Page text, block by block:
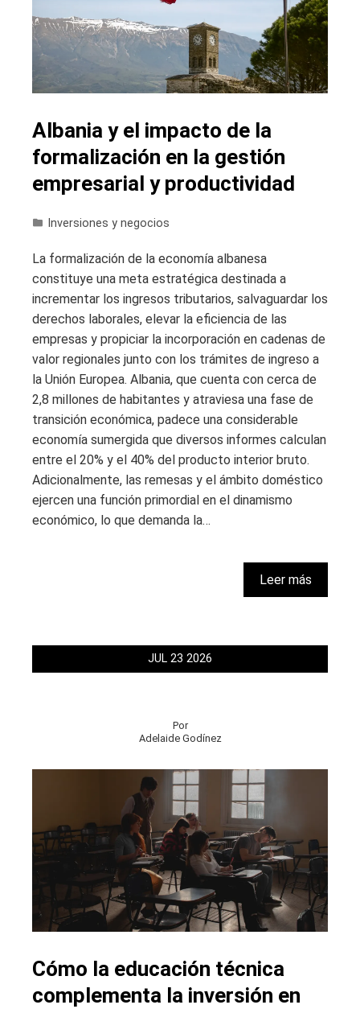
Albania y el impacto de la
formalización en la gestión
empresarial y productividad
Inversiones y negocios
La formalización de la economía albanesa
constituye una meta estratégica destinada a
incrementar los ingresos tributarios, salvaguardar los
derechos laborales, elevar la eficiencia de las
empresas y propiciar la incorporación en cadenas de
valor regionales junto con los trámites de ingreso a
la Unión Europea. Albania, que cuenta con cerca de
2,8 millones de habitantes y atraviesa una fase de
transición económica, padece una considerable
economía sumergida que diversos informes calculan
entre el 20% y el 40% del producto interior bruto.
Adicionalmente, las remesas y el ámbito doméstico
ejercen una función primordial en el dinamismo
económico, lo que demanda la…
Leer más
JUL 23 2026
Por
Adelaide Godínez
Cómo la educación técnica
complementa la inversión en